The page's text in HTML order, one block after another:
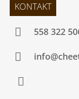
KONTAKT
558 322